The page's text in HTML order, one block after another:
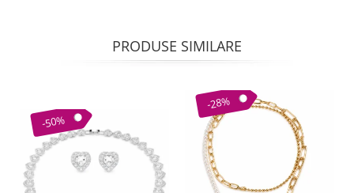
PRODUSE SIMILARE
-50%
-28%